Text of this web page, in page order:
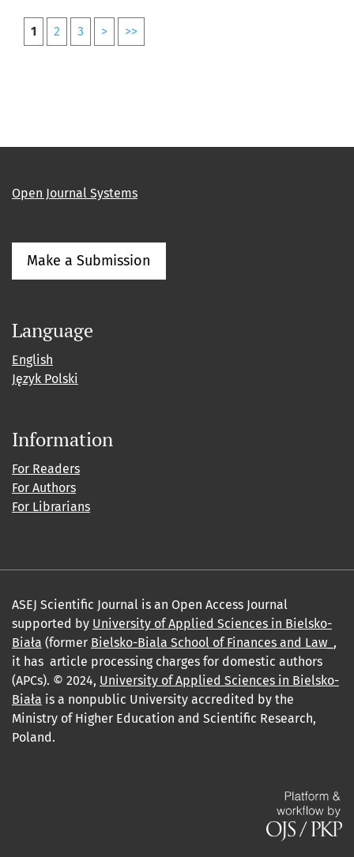
1 2 3 > >>
Open Journal Systems
Make a Submission
Language
English
Język Polski
Information
For Readers
For Authors
For Librarians
ASEJ Scientific Journal is an Open Access Journal
supported by University of Applied Sciences in Bielsko-
Biała (former Bielsko-Biala School of Finances and Law_ ,
it has article processing charges for domestic authors
(APCs). © 2024, University of Applied Sciences in Bielsko-
Biała is a nonpublic University accredited by the
Ministry of Higher Education and Scientific Research,
Poland.